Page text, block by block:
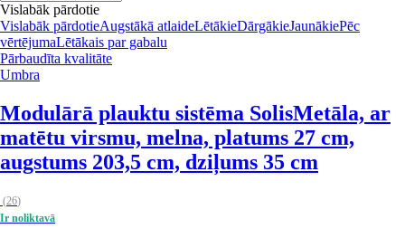
Vislabāk pārdotie
Vislabāk pārdotieAugstākā atlaideLētākieDārgākieJaunākiePēc
vērtējumaLētākais par gabalu
Pārbaudīta kvalitāte
Umbra
Modulārā plauktu sistēma SolisMetāla, ar
matētu virsmu, melna, platums 27 cm,
augstums 203,5 cm, dziļums 35 cm
(26)
Ir noliktavā